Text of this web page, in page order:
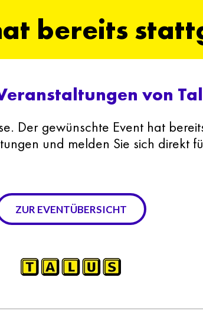
bereits
von
Der gewünschte Event hat
und melden Sie sich direkt
ZUR EVENTÜBERSICHT